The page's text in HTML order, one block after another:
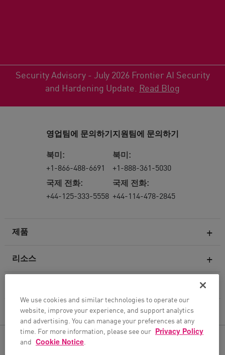
Security Advisory - July 2026 Frontier AI Security
and Hardening Update. Read Blog
제품
차세대 방화벽
클라우드 네트워크 보안
WAF
리소스
회사
영업팀에 문의하기
북미:
+1-866-488-6691
국제 전화:
+44-125-333-5558
지원팀에 문의하기
북미:
+1-888-361-5030
국제 전화:
+44-114-478-2845
팔로우하기
We use cookies and similar technologies to operate our
website, improve your experience, and support analytics
and advertising. You can manage your preferences at any
time. For more information, please see our Privacy Policy
and Cookie Notice.